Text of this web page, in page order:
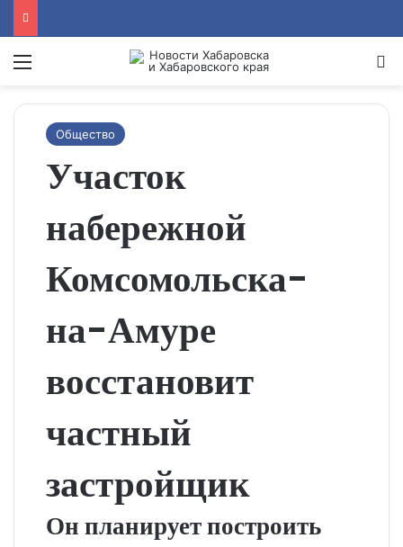
Menu
Общество
Участок
набережной
Комсомольска-
на-Амуре
восстановит
частный
застройщик
Он планирует построить